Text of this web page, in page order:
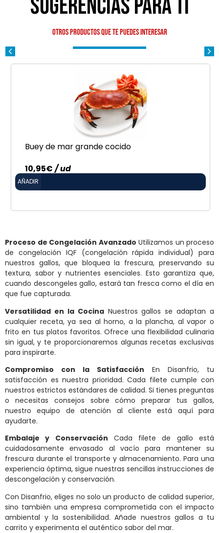
Sugerencias para ti
Otros productos que te puedes interesar
Buey de mar grande cocido
10,95€/ ud
AÑADIR
Proceso de Congelación Avanzado Utilizamos un proceso
de congelación IQF (congelación rápida individual) para
nuestros gallos, que bloquea la frescura, preservando su
textura, sabor y nutrientes esenciales. Esto garantiza que,
cuando descongeles gallo, estará tan fresca como el día en
que fue capturada.
Versatilidad en la CocinaNuestros gallos se adaptan a
cualquier receta, ya sea al horno, a la plancha, al vapor o
frito en tus platos favoritos. Ofrece una flexibilidad culinaria
sin igual, y te proporcionaremos algunas recetas exclusivas
para inspirarte.
Compromiso con la Satisfacción En Disanfrio, tu
satisfacción es nuestra prioridad. Cada filete cumple con
nuestros estrictos estándares de calidad. Si tienes preguntas
o necesitas consejos sobre cómo preparar tus gallos,
nuestro equipo de atención al cliente está aquí para
ayudarte.
Embalaje y Conservación Cada filete de gallo está
cuidadosamente envasado al vacío para mantener su
frescura durante el transporte y almacenamiento. Para una
experiencia óptima, sigue nuestras sencillas instrucciones de
descongelación y conservación.
Con Disanfrio, eliges no solo un producto de calidad superior,
sino también una empresa comprometida con el impacto
ambiental y la sostenibilidad. Añade nuestros gallos a tu
carrito y experimenta el auténtico sabor del mar.